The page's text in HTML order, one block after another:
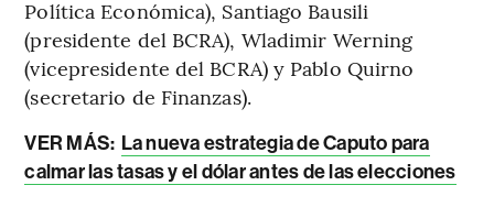
Política Económica), Santiago Bausili
(presidente del BCRA), Wladimir Werning
(vicepresidente del BCRA) y Pablo Quirno
(secretario de Finanzas).
VER MÁS: La nueva estrategia de Caputo para
calmar las tasas y el dólar antes de las elecciones